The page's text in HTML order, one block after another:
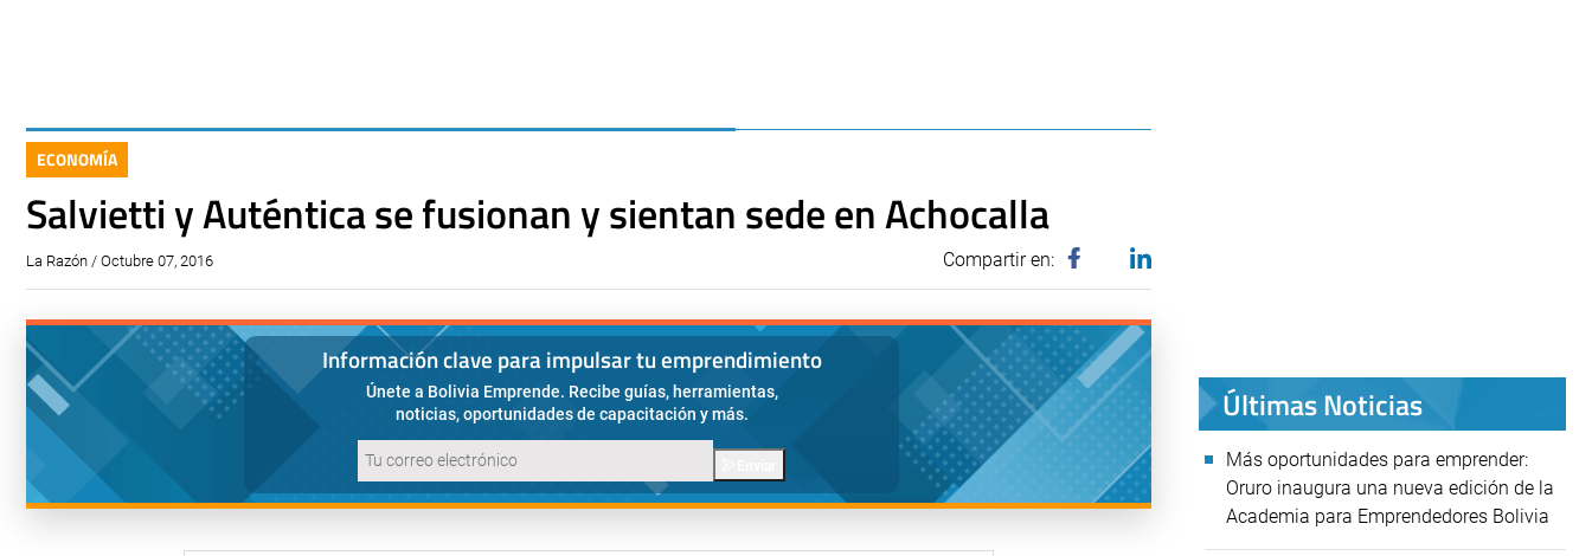
ECONOMÍA
Salvietti y Auténtica se fusionan y sientan sede en Achocalla
La Razón / Octubre 07, 2016 Compartir en:
Información clave para impulsar tu emprendimiento
Únete a Bolivia Emprende. Recibe guías, herramientas,
noticias, oportunidades de capacitación y más.
Últimas Noticias
Más oportunidades para emprender:
Oruro inaugura una nueva edición de la
Academia para Emprendedores Bolivia